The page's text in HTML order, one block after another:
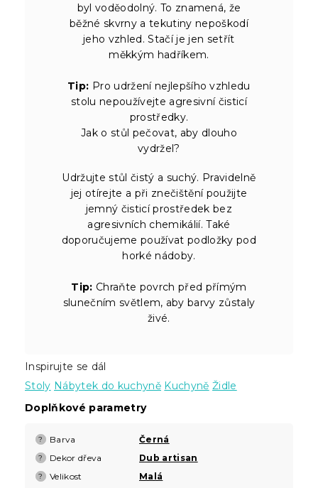
byl voděodolný. To znamená, že
běžné skvrny a tekutiny nepoškodí
jeho vzhled. Stačí je jen setřít
měkkým hadříkem.
Tip: Pro udržení nejlepšího vzhledu
stolu nepoužívejte agresivní čisticí
prostředky.
Jak o stůl pečovat, aby dlouho
vydržel?
Udržujte stůl čistý a suchý. Pravidelně
jej otírejte a při znečištění použijte
jemný čisticí prostředek bez
agresivních chemikálií. Také
doporučujeme používat podložky pod
horké nádoby.
Tip: Chraňte povrch před přímým
slunečním světlem, aby barvy zůstaly
živé.
Inspirujte se dál
Stoly Nábytek do kuchyně Kuchyně Židle
Doplňkové parametry
? Barva Černá
? Dekor dřeva Dub artisan
? Velikost Malá